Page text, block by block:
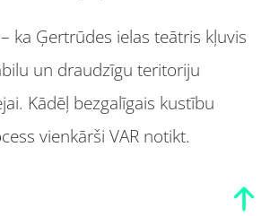
ka Ģertrūdes ielas teātris kļuvis
un draudzīgu teritoriju
Kādēļ bezgalīgais kustību
vienkārši VAR notikt.